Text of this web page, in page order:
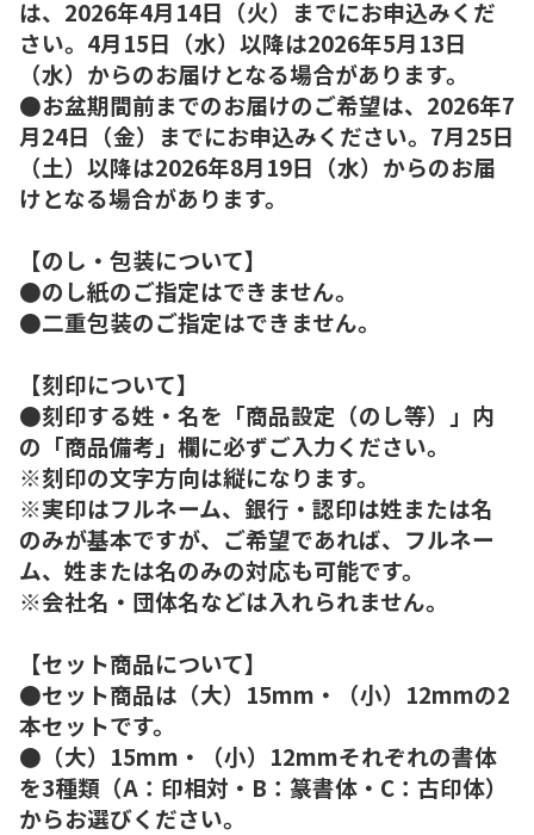
は、2026年4月14日（火）までにお申込みくだ
さい。4月15日（水）以降は2026年5月13日
（水）からのお届けとなる場合があります。
●お盆期間前までのお届けのご希望は、2026年7
月24日（金）までにお申込みください。7月25日
（土）以降は2026年8月19日（水）からのお届
けとなる場合があります。
【のし・包装について】
●のし紙のご指定はできません。
●二重包装のご指定はできません。
【刻印について】
●刻印する姓・名を「商品設定（のし等）」内
の「商品備考」欄に必ずご入力ください。
※刻印の文字方向は縦になります。
※実印はフルネーム、銀行・認印は姓または名
のみが基本ですが、ご希望であれば、フルネー
ム、姓または名のみの対応も可能です。
※会社名・団体名などは入れられません。
【セット商品について】
●セット商品は（大）15mm・（小）12mmの2
本セットです。
●（大）15mm・（小）12mmそれぞれの書体
を3種類（A：印相対・B：篆書体・C：古印体）
からお選びください。